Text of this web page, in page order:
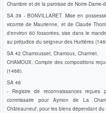
Chambre et de la paroisse de Notre-Dame-
SA 39 - BONVILLARET. Mise en
vicomte de Maurienne, et de Claude
d'environ 60 fossorées, sise dans le
au préjudice du seigneur des Hurtières
SA 42 Chamousset, Chamoux, Charmet.
CHAMOUX. Compte des compositions
(1468).
SA 46
- Registre de reconnaissances reçues
commissaire pour Aymon de La
Châteauneuf, pour les biens dépendant du